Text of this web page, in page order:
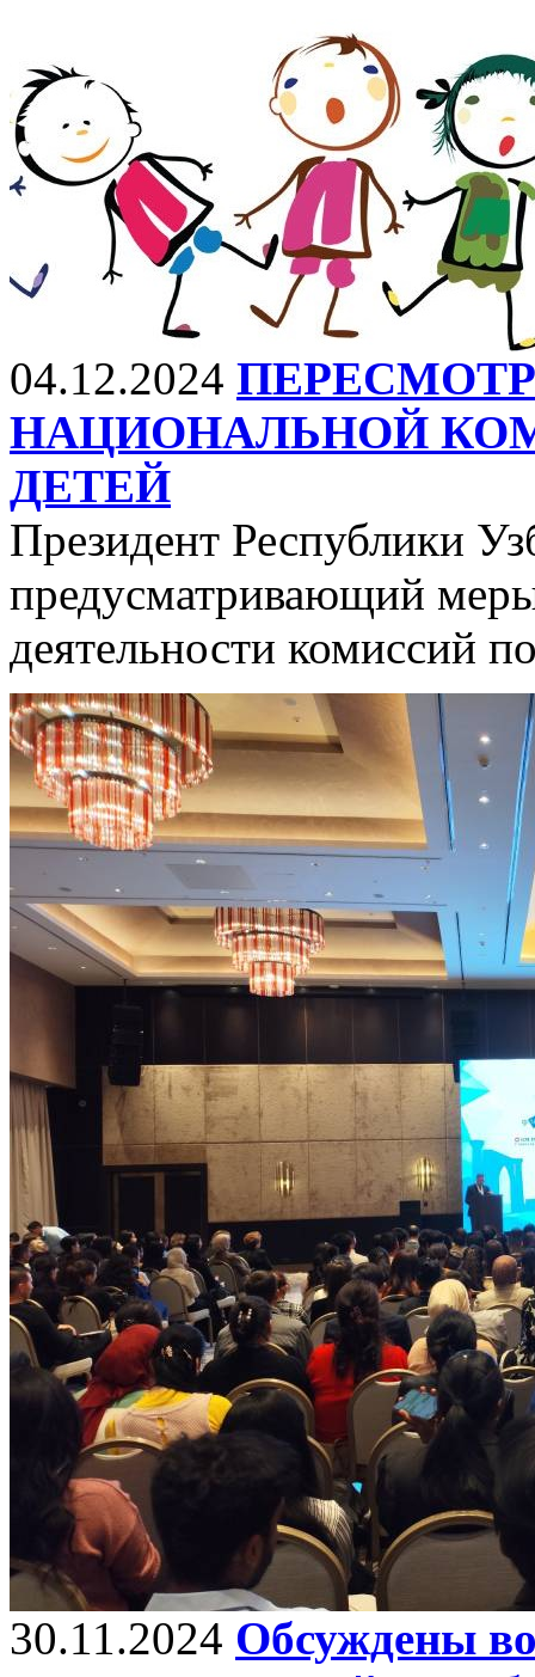
04.12.2024
НАЦИОНАЛЬНОЙ
ДЕТЕЙ
Президент Республики
предусматривающий
деятельности комиссий
30.11.2024 Обсуждены